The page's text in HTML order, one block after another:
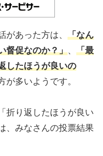
があった方は、 「なん
督促なのか？」、 「最
したほうが良いの
が多いようです。
折り返したほうが良い
、みなさんの投票結果